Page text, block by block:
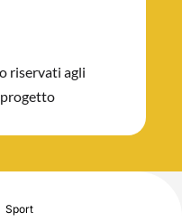
riservati agli
Sport